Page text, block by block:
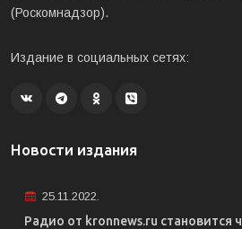
(Роскомнадзор).
Издание в социальных сетях:
Новости издания
25.11.2022.
Радио от kronnews.ru становится